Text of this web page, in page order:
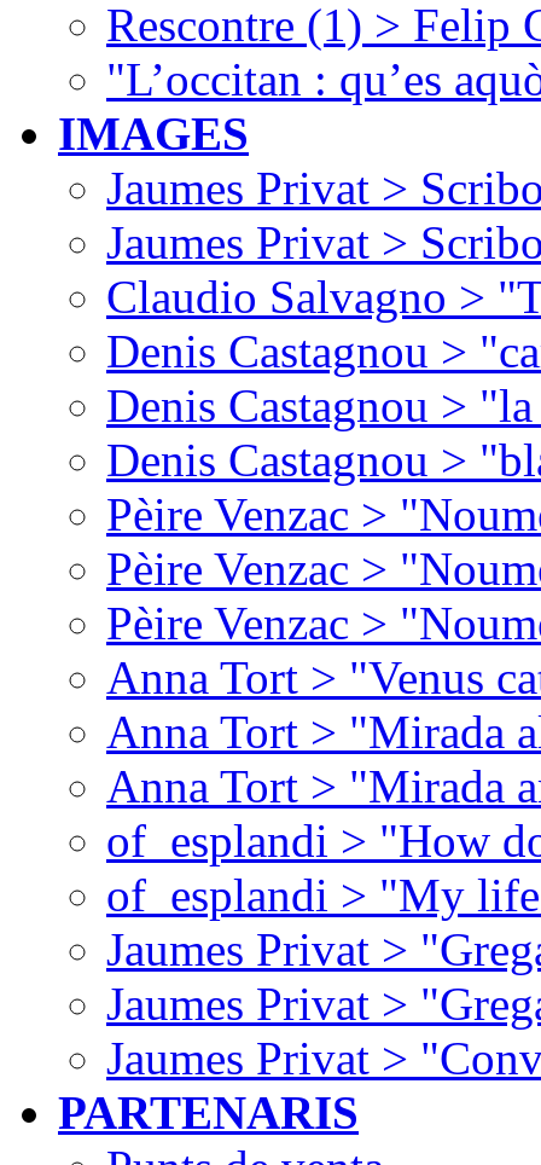
Rescontre (1) > Felip
"L’occitan : qu’es
IMAGES
Jaumes Privat >
Jaumes Privat >
Claudio Salvagno >
Denis Castagnou >
Denis Castagnou >
Denis Castagnou >
Pèire Venzac >
Pèire Venzac >
Pèire Venzac >
Anna Tort > "Venus
Anna Tort > "Mirada
Anna Tort > "Mirada
of_esplandi > "How
of_esplandi > "My
Jaumes Privat >
Jaumes Privat >
Jaumes Privat >
PARTENARIS